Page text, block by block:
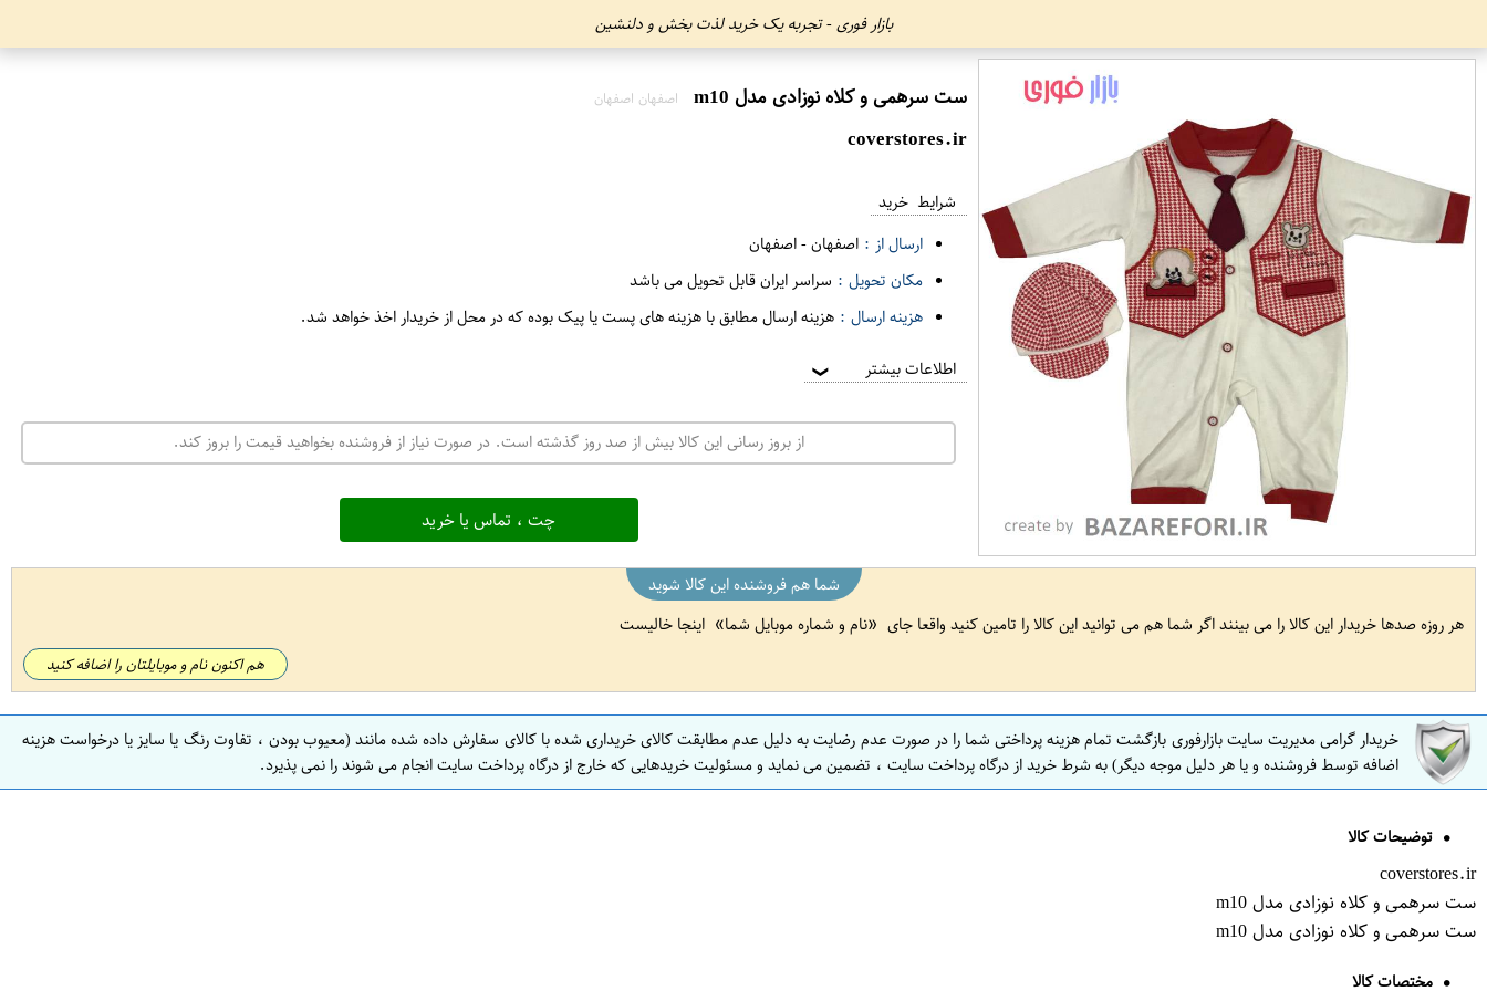
بازار فوری - تجربه یک خرید لذت بخش و دلنشین
ست سرهمی و کلاه نوزادی مدل m10 اصفهان اصفهان
coverstores.ir
شرایط خرید
ارسال از : اصفهان-اصفهان
مکان تحویل : سراسر ایران قابل تحویل می باشد
هزینه ارسال : هزینه ارسال مطابق با هزینه های پست یا پیک بوده که در محل از خریدار اخذ خواهد شد.
اطلاعات بیشتر ❯
از بروز رسانی این کالا بیش از صد روز گذشته است. در صورت نیاز از فروشنده بخواهید قیمت را بروز کند.
چت ، تماس یا خرید
شما هم فروشنده این کالا شوید
هر روزه صدها خریدار این کالا را می بینند اگر شما هم می توانید این کالا را تامین کنید واقعا جای
نام و شماره موبایل شما اینجا خالیست
هم اکنون نام و موبایلتان را اضافه کنید
خریدار گرامی مدیریت سایت بازارفوری بازگشت تمام هزینه پرداختی شما را در صورت عدم رضایت به دلیل عدم مطابقت کالای خریداری شده با کالای سفارش داده شده مانند (معیوب بودن ، تفاوت رنگ یا سایز یا درخواست هزینه
اضافه توسط فروشنده و یا هر دلیل موجه دیگر) به شرط خرید از درگاه پرداخت سایت ، تضمین می نماید و مسئولیت خریدهایی که خارج از درگاه پرداخت سایت انجام می شوند را نمی پذیرد.
توضیحات کالا
coverstores.ir
ست سرهمی و کلاه نوزادی مدل m10
ست سرهمی و کلاه نوزادی مدل m10
مختصات کالا